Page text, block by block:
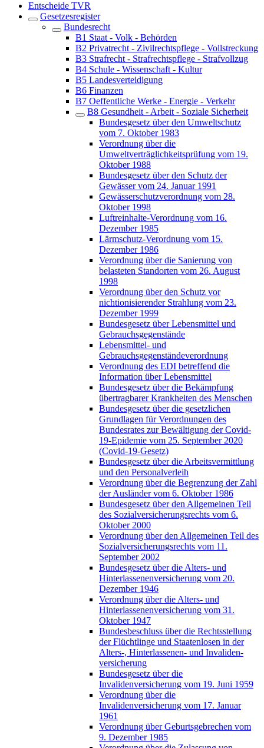
Entscheide TVR
Gesetzesregister
Bundesrecht
B1 Staat - Volk - Behörden
B2 Privatrecht - Zivilrechtspflege - Vollstreckung
B3 Strafrecht - Strafrechtspflege - Strafvollzug
B4 Schule - Wissenschaft - Kultur
B5 Landesverteidigung
B6 Finanzen
B7 Oeffentliche Werke - Energie - Verkehr
B8 Gesundheit - Arbeit - Soziale Sicherheit
Bundesgesetz über den Umweltschutz
vom 7. Oktober 1983
Verordnung über die
Umweltverträglichkeitsprüfung vom 19.
Oktober 1988
Bundesgesetz über den Schutz der
Gewässer vom 24. Januar 1991
Gewässerschutzverordnung vom 28.
Oktober 1998
Luftreinhalte-Verordnung vom 16.
Dezember 1985
Lärmschutz-Verordnung vom 15.
Dezember 1986
Verordnung über die Sanierung von
belasteten Standorten vom 26. August
1998
Verordnung über den Schutz vor
nichtionisierender Strahlung vom 23.
Dezember 1999
Bundesgesetz über Lebensmittel und
Gebrauchsgegenstände
Lebensmittel- und
Gebrauchsgegenständeverordnung
Verordnung des EDI betreffend die
Information über Lebensmittel
Bundesgesetz über die Bekämpfung
übertragbarer Krankheiten des Menschen
Bundesgesetz über die gesetzlichen
Grundlagen für Verordnungen des
Bundesrates zur Bewältigung der Covid-
19-Epidemie vom 25. September 2020
(Covid-19-Gesetz)
Bundesgesetz über die Arbeitsvermittlung
und den Personalverleih
Verordnung über die Begrenzung der Zahl
der Ausländer vom 6. Oktober 1986
Bundesgesetz über den Allgemeinen Teil
des Sozialversicherungsrechts vom 6.
Oktober 2000
Verordnung über den Allgemeinen Teil des
Sozialversicherungsrechts vom 11.
September 2002
Bundesgesetz über die Alters- und
Hinterlassenenversicherung vom 20.
Dezember 1946
Verordnung über die Alters- und
Hinterlassenenversicherung vom 31.
Oktober 1947
Bundesbeschluss über die Rechtsstellung
der Flüchtlinge und Staatenlosen in der
Alters-, Hinterlassenen- und Invaliden-
versicherung
Bundesgesetz über die
Invalidenversicherung vom 19. Juni 1959
Verordnung über die
Invalidenversicherung vom 17. Januar
1961
Verordnung über Geburtsgebrechen vom
9. Dezember 1985